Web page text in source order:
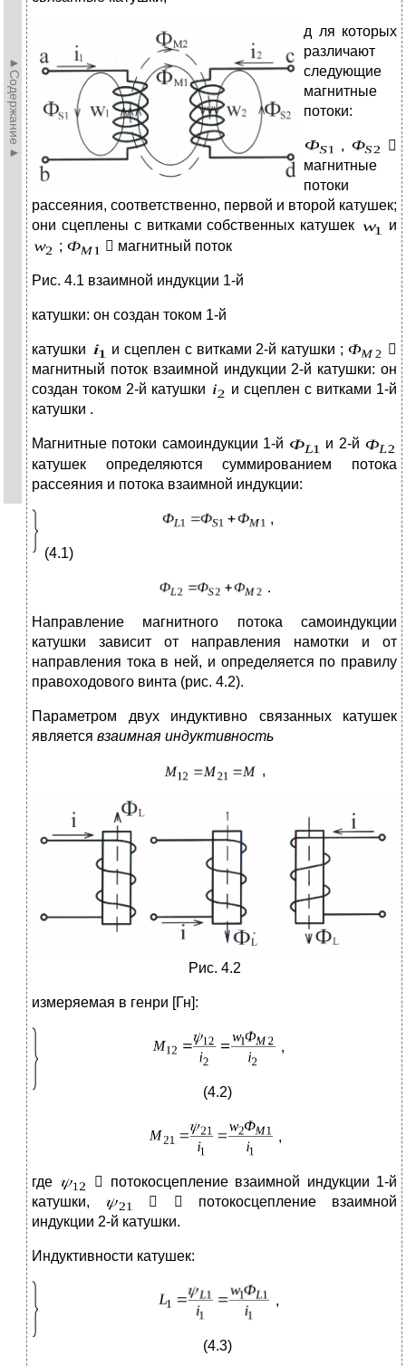
►Содержание►
д ля которых
различают
следующие
магнитные
потоки:
,

магнитные
потоки
рассеяния, соответственно, первой и второй катушек;
они сцеплены с витками собственных катушек
и
;
 магнитный поток
Рис. 4.1 взаимной индукции 1-й
катушки: он создан током 1-й
катушки и сцеплен с витками 2-й катушки ;

магнитный поток взаимной индукции 2-й катушки: он
создан током 2-й катушки
и сцеплен с витками 1-й
катушки .
Магнитные потоки самоиндукции 1-й
и 2-й
катушек определяются суммированием потока
рассеяния и потока взаимной индукции:
,
(4.1)
.
Направление магнитного потока самоиндукции
катушки зависит от направления намотки и от
направления тока в ней, и определяется по правилу
правоходового винта (рис. 4.2).
Параметром двух индуктивно связанных катушек
является взаимная индуктивность
,
Рис. 4.2
измеряемая в генри [Гн]:
(4.2)
где
 потокосцепление взаимной индукции 1-й
катушки,
  потокосцепление взаимной
индукции 2-й катушки.
Индуктивности катушек:
,
(4.3)